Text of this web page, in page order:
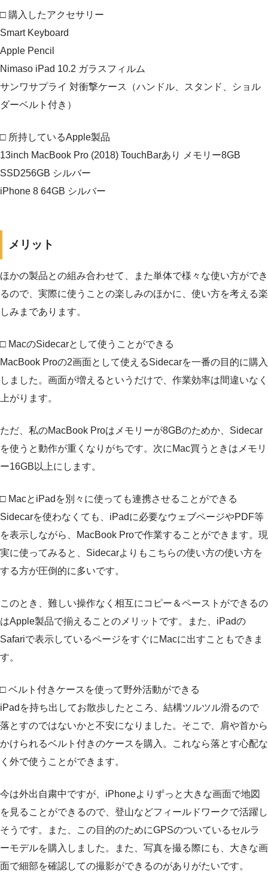
□ 購入したアクセサリー
Smart Keyboard
Apple Pencil
Nimaso iPad 10.2 ガラスフィルム
サンワサプライ 対衝撃ケース（ハンドル、スタンド、ショル
ダーベルト付き）
□ 所持しているApple製品
13inch MacBook Pro (2018) TouchBarあり メモリー8GB
SSD256GB シルバー
iPhone 8 64GB シルバー
メリット
ほかの製品との組み合わせて、また単体で様々な使い方ができ
るので、実際に使うことの楽しみのほかに、使い方を考える楽
しみまであります。
□ MacのSidecarとして使うことができる
MacBook Proの2画面として使えるSidecarを一番の目的に購入
しました。画面が増えるというだけで、作業効率は間違いなく
上がります。
ただ、私のMacBook Proはメモリーが8GBのためか、Sidecar
を使うと動作が重くなりがちです。次にMac買うときはメモリ
ー16GB以上にします。
□ MacとiPadを別々に使っても連携させることができる
Sidecarを使わなくても、iPadに必要なウェブページやPDF等
を表示しながら、MacBook Proで作業することができます。現
実に使ってみると、Sidecarよりもこちらの使い方の使い方を
する方が圧倒的に多いです。
このとき、難しい操作なく相互にコピー＆ペーストができるの
はApple製品で揃えることのメリットです。また、iPadの
Safariで表示しているページをすぐにMacに出すこともできま
す。
□ ベルト付きケースを使って野外活動ができる
iPadを持ち出してお散歩したところ、結構ツルツル滑るので
落とすのではないかと不安になりました。そこで、肩や首から
かけられるベルト付きのケースを購入。これなら落とす心配な
く外で使うことができます。
今は外出自粛中ですが、iPhoneよりずっと大きな画面で地図
を見ることができるので、登山などフィールドワークで活躍し
そうです。また、この目的のためにGPSのついているセルラ
ーモデルを購入しました。また、写真を撮る際にも、大きな画
面で細部を確認しての撮影ができるのがありがたいです。